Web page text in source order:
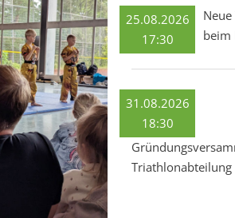
25.08.2026
17:30
beim
31.08.2026
18:30
Triathlonabteilung